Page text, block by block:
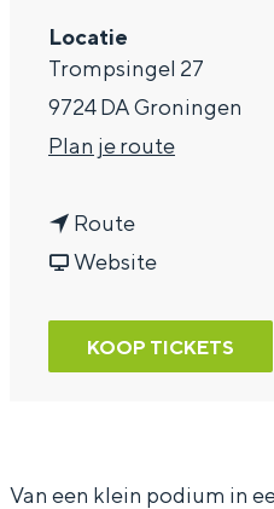
Locatie
Trompsingel 27
9724 DA Groningen
Plan je routen
h
e
o
Routen
a
r
T
B
Websitev
n
T
B
KOOP TICKETS
Van een klein podium in